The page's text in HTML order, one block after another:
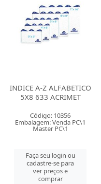
INDICE A-Z ALFABETICO
5X8 633 ACRIMET
Código: 10356
Embalagem: Venda PC\1
Master PC\1
Faça seu login ou
cadastre-se para
ver preços e
comprar